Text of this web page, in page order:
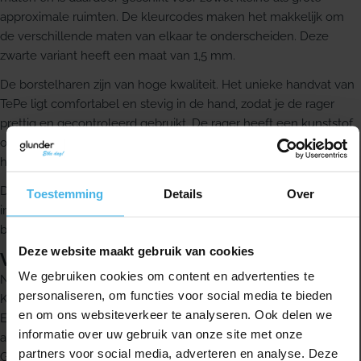
Toestemming Details Over
Deze website maakt gebruik van cookies
We gebruiken cookies om content en advertenties te
personaliseren, om functies voor social media te bieden
en om ons websiteverkeer te analyseren. Ook delen we
informatie over uw gebruik van onze site met onze
partners voor social media, adverteren en analyse. Deze
approximale ruimten. De kleurcodes maken het makkelijk om
de verschillende maten van elkaar te onderscheiden. Deze
zwarte variant heeft een maat van 1,5 mm.
De borstelharen zijn van hoge kwaliteit. Het unieke handvat van
TePe ligt comfortabel en stevig in de hand, zodat je de rager
prettig en gecontroleerd gebruikt. De rager heeft een kunststof
ommantelde metalen draad en bestaat uit een borstel en
handvat uit één stuk.
Deze rager is ook geschikt voor een efficiënte reiniging van
implantaten en vaste orthodontische apparatuur, zoals een
beugel.
Voordelen
Negen kleurgecodeerde maten
Kunststof ommantelde metalen draad
Efficiënte reiniging van implantaten en vaste orthodontische
apparatuur
Gebruiksvriendelijk handvat